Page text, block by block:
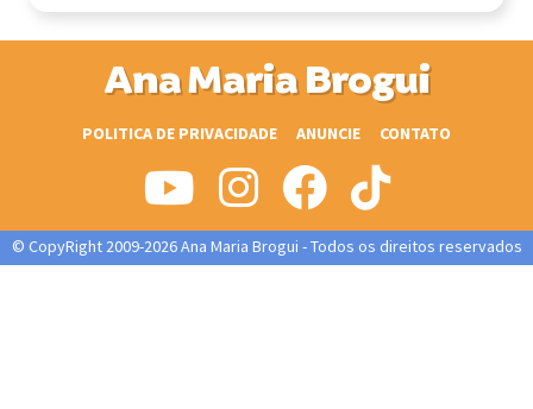
Ana Maria Brogui
POLITICA DE PRIVACIDADE ANUNCIE CONTATO
© CopyRight 2009-2026 Ana Maria Brogui - Todos os direitos reservados